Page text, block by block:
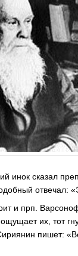
инок сказал
отвечал:
и прп.
ощущает их, тот
пишет: